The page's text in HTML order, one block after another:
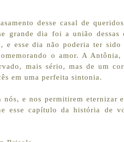
desse casal de
grande dia foi a união
esse dia não poderia ter sido
o amor. A
mais sério, mas de um
em uma perfeita sintonia.
nós, e nos permitirem eternizar
esse capítulo da história de